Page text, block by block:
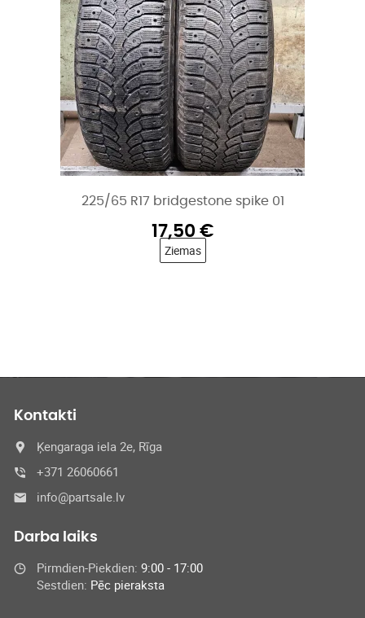
225/65 R17 bridgestone spike 01
17,50 €
Ziemas
Kontakti
Ķengaraga iela 2e, Rīga
+371 26060661
info@partsale.lv
Darba laiks
Pirmdien-Piekdien: 9:00 - 17:00
Sestdien: Pēc pieraksta